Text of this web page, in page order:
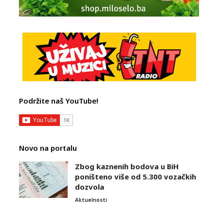
Podržite naš YouTube!
Novo na portalu
Zbog kaznenih bodova u BiH
poništeno više od 5.300 vozačkih
dozvola
Aktuelnosti